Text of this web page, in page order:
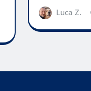
Luca Z.